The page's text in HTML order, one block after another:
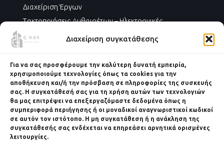
Διαχείριση συγκατάθεσης
Για να σας προσφέρουμε την καλύτερη δυνατή εμπειρία,
χρησιμοποιούμε τεχνολογίες όπως τα cookies για την
αποθήκευση και/ή την πρόσβαση σε πληροφορίες της συσκευής
σας. Η συγκατάθεσή σας για τη χρήση αυτών των τεχνολογιών
θα μας επιτρέψει να επεξεργαζόμαστε δεδομένα όπως η
συμπεριφορά περιήγησης ή οι μοναδικοί αναγνωριστικοί κωδικοί
σε αυτόν τον ιστότοπο. Η μη συγκατάθεση ή η ανάκληση της
συγκατάθεσής σας ενδέχεται να επηρεάσει αρνητικά ορισμένες
λειτουργίες.
Διαχείριση Έργων
Τακτοποιήσεις Αυθαιρέτων – Ηλεκτρονικές
Ενεργειακές Αναβαθμίσεις
Κάντε κλικ στο κουμπί 'Συμφωνώ' για να
ενεργοποιήσετε το Google maps.
Πολιτική Cookies